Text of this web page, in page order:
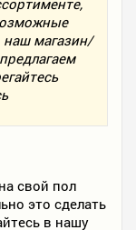
наш магазин/
свой пол
это сделать
в нашу